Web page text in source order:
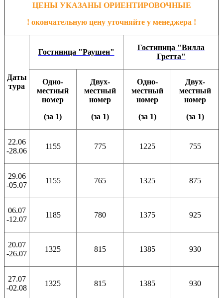
ЦЕНЫ УКАЗАНЫ ОРИЕНТИРОВОЧНЫЕ
! окончательную цену уточняйте у менеджера !
Даты
тура
Гостиница "Раушен"
Гостиница "Вилла
Гретта"
Одно-
местный
номер
(за 1)
Двух-
местный
номер
(за 1)
Одно-
местный
номер
(за 1)
Двух-
местный
номер
(за 1)
22.06
-28.06
1155 775 1225 755
29.06
-05.07
1155 765 1325 875
06.07
-12.07
1185 780 1375 925
20.07
-26.07
1325 815 1385 930
27.07
-02.08
1325 815 1385 930